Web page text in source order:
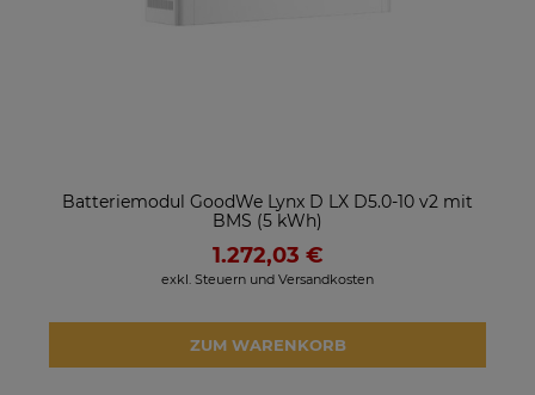
Batteriemodul GoodWe Lynx D LX D5.0-10 v2 mit
BMS (5 kWh)
1.272,03 €
exkl. Steuern und Versandkosten
ZUM WARENKORB